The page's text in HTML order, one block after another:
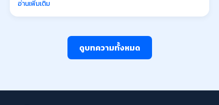
อ่านเพิ่มเติม
ดูบทความทั้งหมด